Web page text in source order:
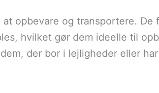
opbevare og transportere. De
hvilket gør dem ideelle til
der bor i lejligheder eller